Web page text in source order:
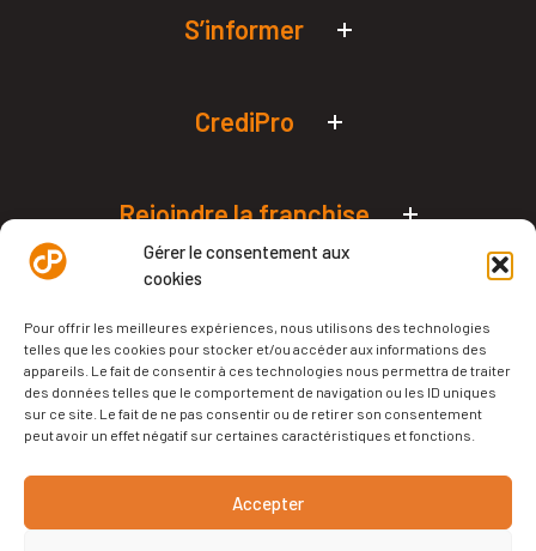
Gérer le consentement aux
cookies
Pour offrir les meilleures expériences, nous utilisons des technologies
telles que les cookies pour stocker et/ou accéder aux informations des
appareils. Le fait de consentir à ces technologies nous permettra de traiter
des données telles que le comportement de navigation ou les ID uniques
sur ce site. Le fait de ne pas consentir ou de retirer son consentement
peut avoir un effet négatif sur certaines caractéristiques et fonctions.
Accepter
S’informer
Simulateurs de prêt pro
Podcast – Le Micro Orange
CrediPro
Nos agences en France
Financer votre projet
Rejoindre la franchise
Devenez franchisé
Notre livre blanc
Notre podcast
Tous droits réservés | CrediPro